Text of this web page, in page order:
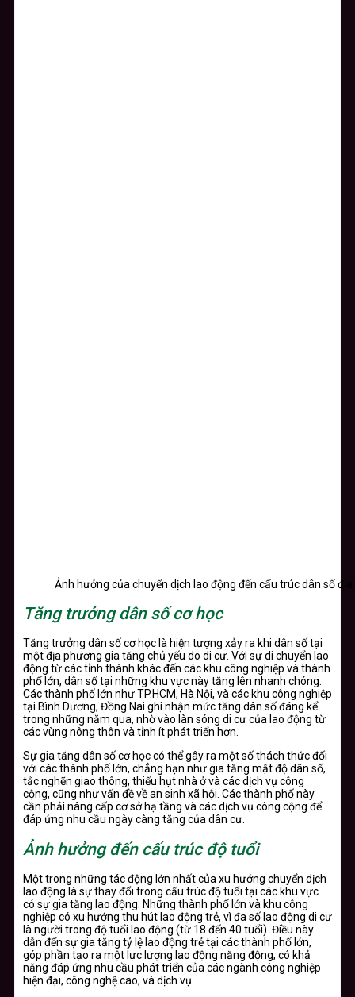
Ảnh hưởng của chuyển dịch lao động đến cấu trúc dân số
Tăng trưởng dân số cơ học
Tăng trưởng dân số cơ học là hiện tượng xảy ra khi dân số tại
một địa phương gia tăng chủ yếu do di cư. Với sự di chuyển lao
động từ các tỉnh thành khác đến các khu công nghiệp và thành
phố lớn, dân số tại những khu vực này tăng lên nhanh chóng.
Các thành phố lớn như TP.HCM, Hà Nội, và các khu công nghiệp
tại Bình Dương, Đồng Nai ghi nhận mức tăng dân số đáng kể
trong những năm qua, nhờ vào làn sóng di cư của lao động từ
các vùng nông thôn và tỉnh ít phát triển hơn.
Sự gia tăng dân số cơ học có thể gây ra một số thách thức đối
với các thành phố lớn, chẳng hạn như gia tăng mật độ dân số,
tắc nghẽn giao thông, thiếu hụt nhà ở và các dịch vụ công
cộng, cũng như vấn đề về an sinh xã hội. Các thành phố này
cần phải nâng cấp cơ sở hạ tầng và các dịch vụ công cộng để
đáp ứng nhu cầu ngày càng tăng của dân cư.
Ảnh hưởng đến cấu trúc độ tuổi
Một trong những tác động lớn nhất của xu hướng chuyển dịch
lao động là sự thay đổi trong cấu trúc độ tuổi tại các khu vực
có sự gia tăng lao động. Những thành phố lớn và khu công
nghiệp có xu hướng thu hút lao động trẻ, vì đa số lao động di cư
là người trong độ tuổi lao động (từ 18 đến 40 tuổi). Điều này
dẫn đến sự gia tăng tỷ lệ lao động trẻ tại các thành phố lớn,
góp phần tạo ra một lực lượng lao động năng động, có khả
năng đáp ứng nhu cầu phát triển của các ngành công nghiệp
hiện đại, công nghệ cao, và dịch vụ.